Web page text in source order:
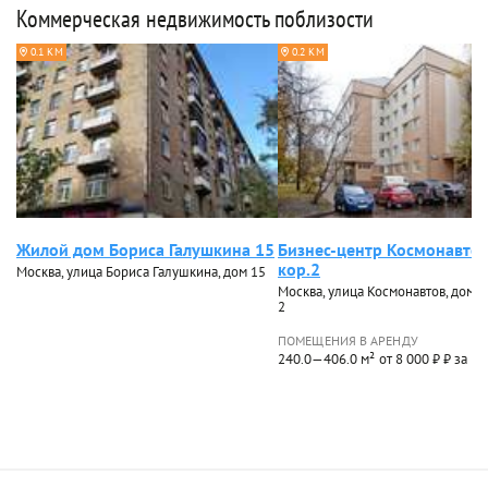
Коммерческая недвижимость поблизости
0.1 КМ
Жилой дом Бориса Галушкина 15
Москва, улица Бориса Галушкина, дом 15
0.2 КМ
Бизнес-центр
кор.2
Москва, улица Космонавтов, дом
2
ПОМЕЩЕНИЯ В АРЕНДУ
240.0—406.0 м² от 8 000 ₽ ₽ за